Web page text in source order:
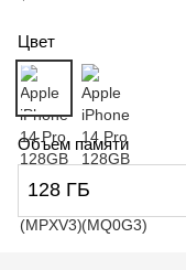
Цвет
Объем памяти
128 ГБ